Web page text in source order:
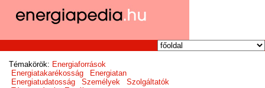
Témakörök: Energiaforrások
Energiatakarékosság
Energiatan
Energiatudatosság
Személyek
Szolgáltatók